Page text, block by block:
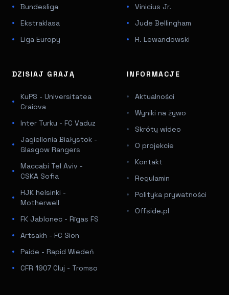
Bundesliga
Ekstraklasa
Liga Europy
Vinicius Jr.
Jude Bellingham
R. Lewandowski
DZISIAJ GRAJĄ
KuPS - Universitatea
Craiova
Inter Turku - FC Vaduz
Jagiellonia Białystok -
Glasgow Rangers
Maccabi Tel Aviv -
CSKA Sofia
HJK helsinki -
Motherwell
FK Jablonec - Rīgas FS
Artsakh - FC Sion
Paide - Rapid Wiedeń
CFR 1907 Cluj - Tromso
INFORMACJE
Aktualności
Wyniki na żywo
Skróty wideo
O projekcie
Kontakt
Regulamin
Polityka prywatności
Offside.pl